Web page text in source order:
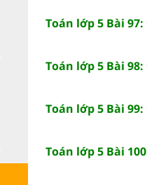
Toán lớp 5 Bài
Toán lớp 5 Bài
Toán lớp 5 Bài
Toán lớp 5 Bài